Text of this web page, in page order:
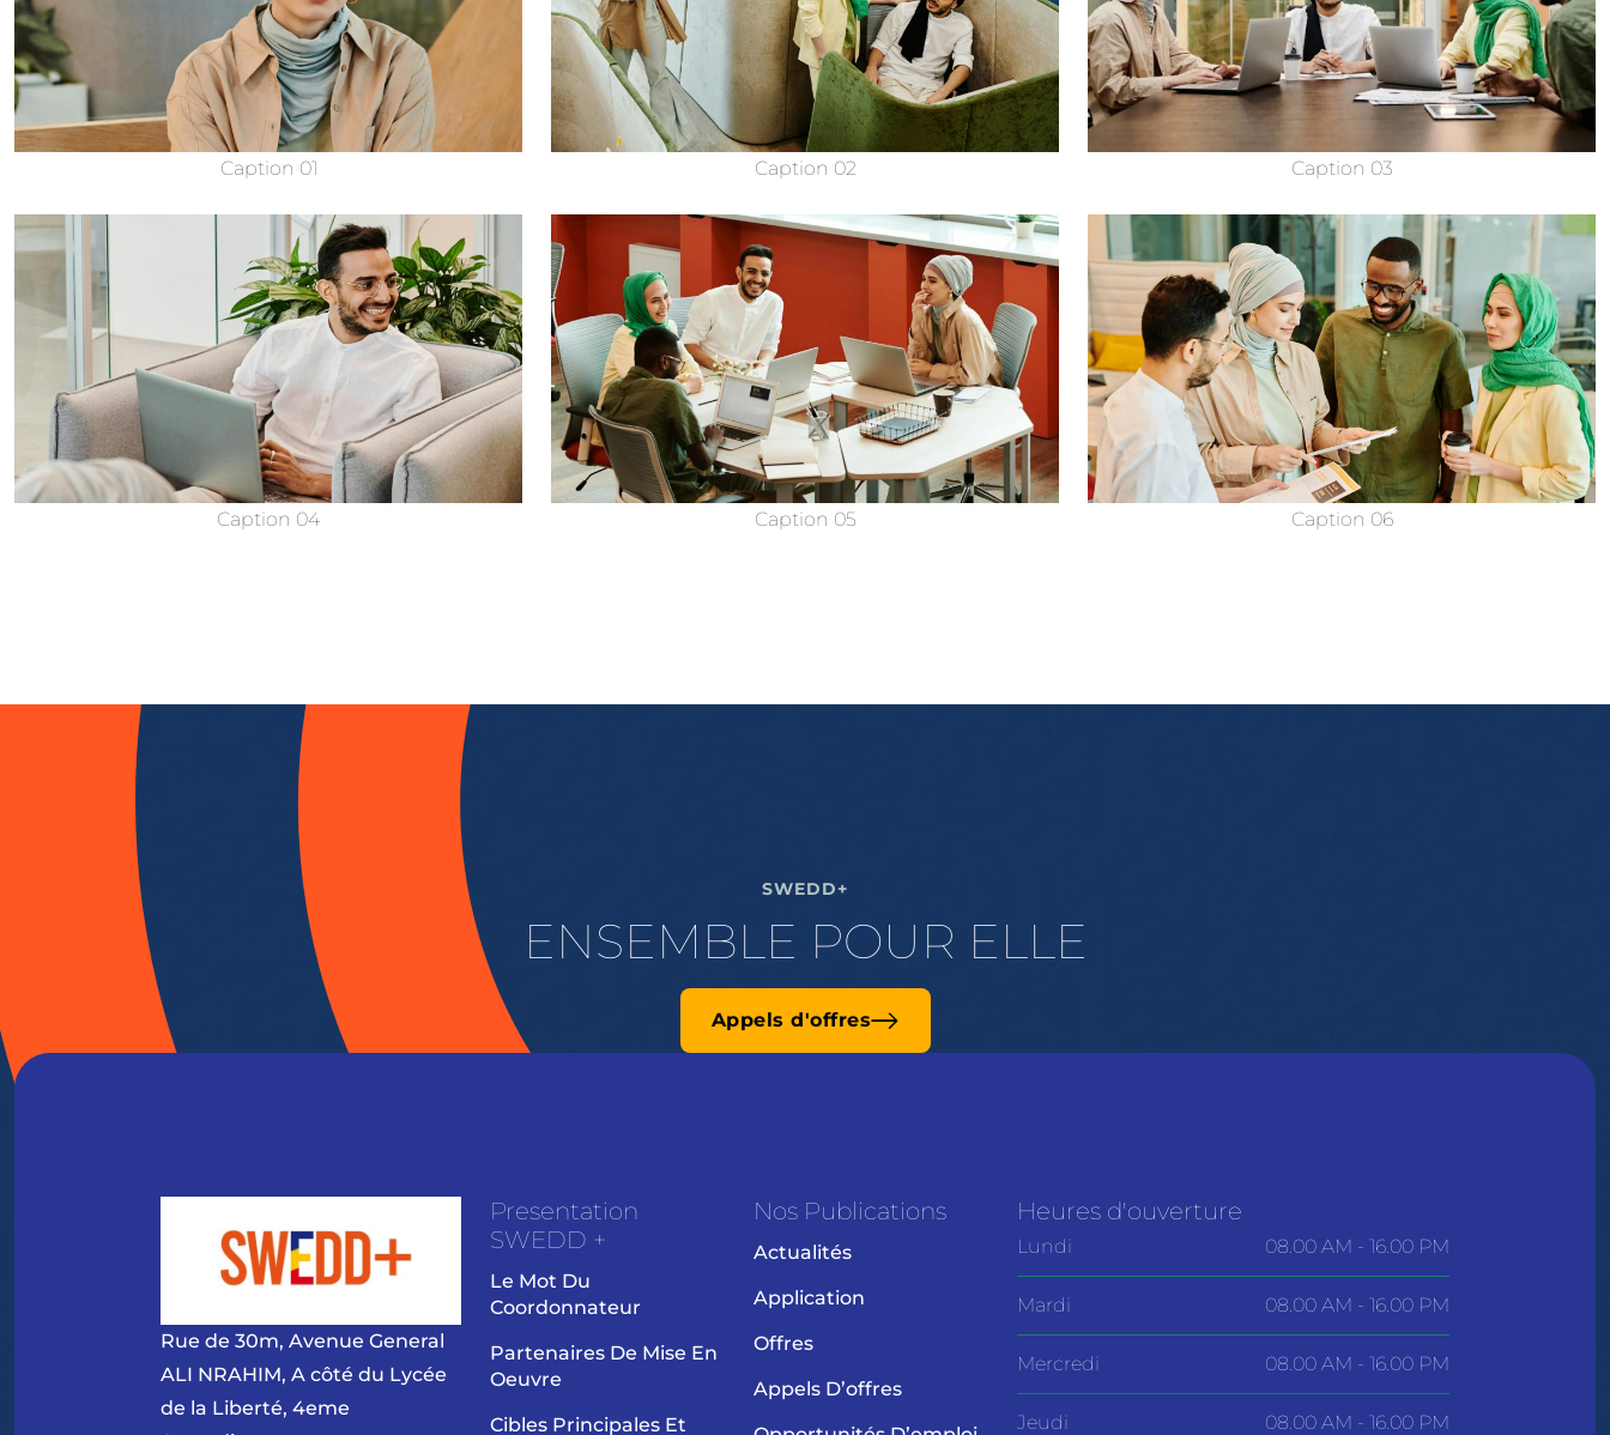
Caption 01 Caption 02 Caption 03
Caption 04 Caption 05 Caption 06
SWEDD+
ENSEMBLE POUR ELLE
Appels d'offres
Rue de 30m, Avenue General
ALI NRAHIM, A côté du Lycée
de la Liberté, 4eme
Presentation
SWEDD +
Le Mot Du
Coordonnateur
Partenaires De Mise En
Oeuvre
Cibles Principales Et
Nos Publications
Actualités
Application
Offres
Appels D’offres
Heures d'ouverture
Lundi 08.00 AM - 16.00 PM
Mardi 08.00 AM - 16.00 PM
Mercredi 08.00 AM - 16.00 PM
Jeudi 08.00 AM - 16.00 PM